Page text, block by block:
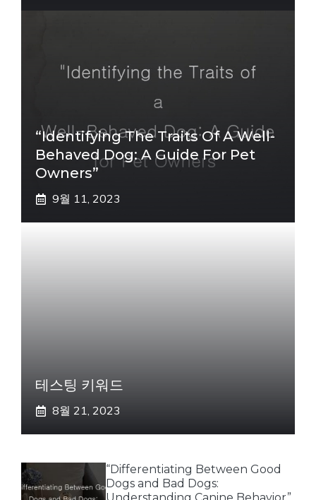
“Identifying The Traits Of A Well-
Behaved Dog: A Guide For Pet
Owners”
9월 11, 2023
테스팅 키워드
8월 21, 2023
“Differentiating Between Good
Dogs and Bad Dogs: